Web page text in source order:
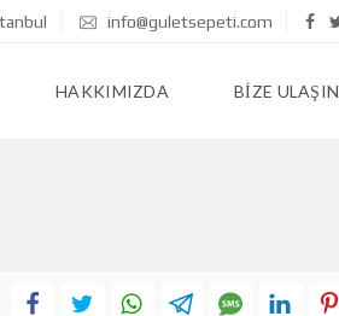
info@guletsepeti.com
HAKKIMIZDA BIZE ULAŞIN